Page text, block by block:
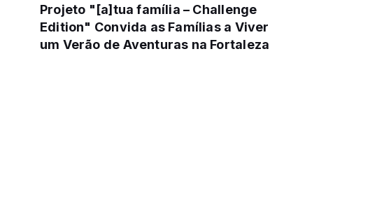
Projeto "[a]tua família – Challenge
Edition" Convida as Famílias a Viver
um Verão de Aventuras na Fortaleza